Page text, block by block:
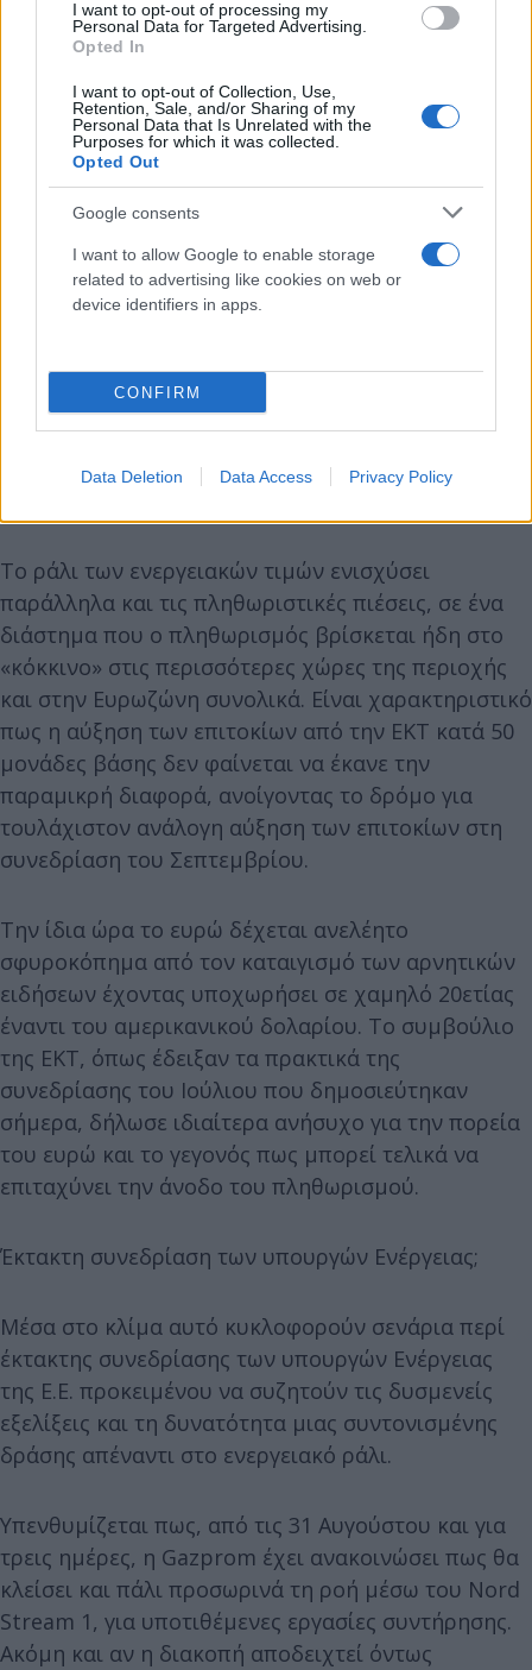
I want to opt-out of processing my
Personal Data for Targeted Advertising.
Opted In
I want to opt-out of Collection, Use,
Retention, Sale, and/or Sharing of my
Personal Data that Is Unrelated with the
Purposes for which it was collected.
Opted Out
Google consents
I want to allow Google to enable storage
related to advertising like cookies on web or
device identifiers in apps.
CONFIRM
Data Deletion Data Access Privacy Policy
αυξημένες πιέσεις για νέα μέτρα στήριξης.
και τρίτο πακέτο στήριξης, πέρα από τα 30 δισ.
ευρώ που έχουν μοιραστεί από τα δύο πρώτα
πακέτα.
κυβερνήσεις έχουν ήδη διαθέσει το ποσό των 280
δισ. ευρώ σε μέτρα στήριξης προκειμένου να
Όμως, το ποσό αποδεικνύεται μικρό μπροστά στο
ντόμινο των ανατιμήσεων.
Διόγκωση του πληθωρισμού
Το ράλι των ενεργειακών τιμών ενισχύσει
παράλληλα και τις πληθωριστικές πιέσεις, σε ένα
διάστημα που ο πληθωρισμός βρίσκεται ήδη στο
«κόκκινο» στις περισσότερες χώρες της περιοχής
και στην Ευρωζώνη συνολικά. Είναι χαρακτηριστικό
πως η αύξηση των επιτοκίων από την ΕΚΤ κατά 50
μονάδες βάσης δεν φαίνεται να έκανε την
παραμικρή διαφορά, ανοίγοντας το δρόμο για
τουλάχιστον ανάλογη αύξηση των επιτοκίων στη
συνεδρίαση του Σεπτεμβρίου.
Την ίδια ώρα το ευρώ δέχεται ανελέητο
σφυροκόπημα από τον καταιγισμό των αρνητικών
ειδήσεων έχοντας υποχωρήσει σε χαμηλό 20ετίας
έναντι του αμερικανικού δολαρίου. Το συμβούλιο
της ΕΚΤ, όπως έδειξαν τα πρακτικά της
συνεδρίασης του Ιούλιου που δημοσιεύτηκαν
σήμερα, δήλωσε ιδιαίτερα ανήσυχο για την πορεία
του ευρώ και το γεγονός πως μπορεί τελικά να
επιταχύνει την άνοδο του πληθωρισμού.
Έκτακτη συνεδρίαση των υπουργών Ενέργειας;
Μέσα στο κλίμα αυτό κυκλοφορούν σενάρια περί
έκτακτης συνεδρίασης των υπουργών Ενέργειας
της Ε.Ε. προκειμένου να συζητούν τις δυσμενείς
εξελίξεις και τη δυνατότητα μιας συντονισμένης
δράσης απέναντι στο ενεργειακό ράλι.
Υπενθυμίζεται πως, από τις 31 Αυγούστου και για
τρεις ημέρες, η Gazprom έχει ανακοινώσει πως θα
κλείσει και πάλι προσωρινά τη ροή μέσω του Nord
Stream 1, για υποτιθέμενες εργασίες συντήρησης.
Ακόμη και αν η διακοπή αποδειχτεί όντως